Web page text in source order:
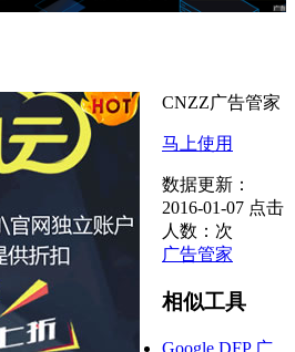
CNZZ广告管家
马上使用
数据更新：
2016-01-07 点击
人数： 次
广告管家
相似工具
Google DFP 广